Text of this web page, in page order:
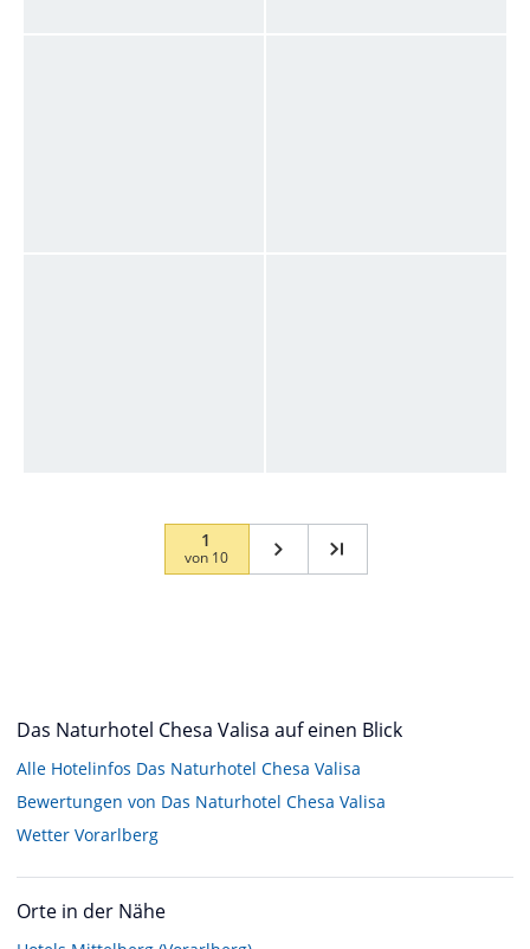
1
von 10
Das Naturhotel Chesa Valisa auf einen Blick
Alle Hotelinfos Das Naturhotel Chesa Valisa
Bewertungen von Das Naturhotel Chesa Valisa
Wetter Vorarlberg
Orte in der Nähe